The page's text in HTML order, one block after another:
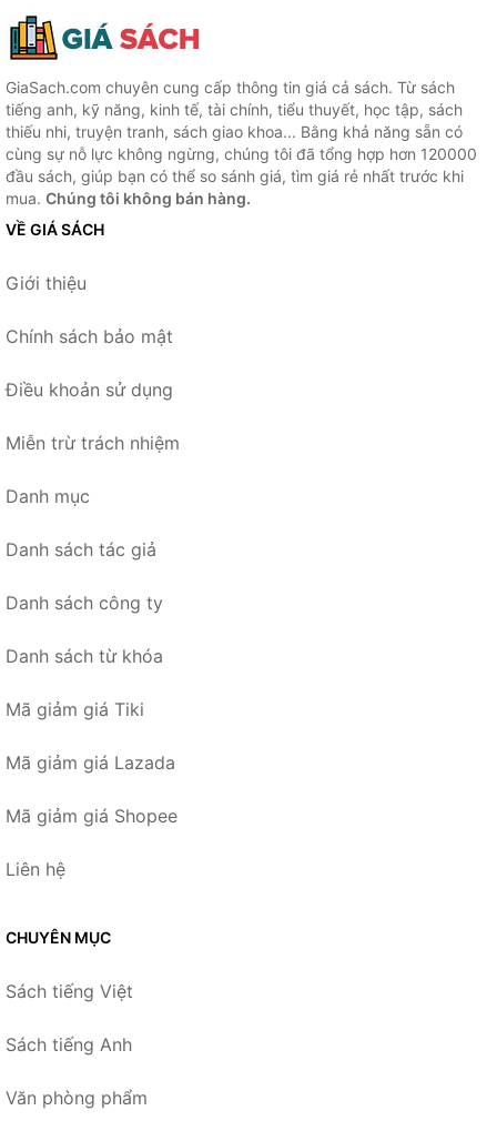
GiaSach.com chuyên cung cấp thông tin giá cả sách. Từ sách
tiếng anh, kỹ năng, kinh tế, tài chính, tiểu thuyết, học tập, sách
thiếu nhi, truyện tranh, sách giao khoa... Bằng khả năng sẵn có
cùng sự nỗ lực không ngừng, chúng tôi đã tổng hợp hơn 120000
đầu sách, giúp bạn có thể so sánh giá, tìm giá rẻ nhất trước khi
mua. Chúng tôi không bán hàng.
VỀ GIÁ SÁCH
Giới thiệu
Chính sách bảo mật
Điều khoản sử dụng
Miễn trừ trách nhiệm
Danh mục
Danh sách tác giả
Danh sách công ty
Danh sách từ khóa
Mã giảm giá Tiki
Mã giảm giá Lazada
Mã giảm giá Shopee
Liên hệ
CHUYÊN MỤC
Sách tiếng Việt
Sách tiếng Anh
Văn phòng phẩm